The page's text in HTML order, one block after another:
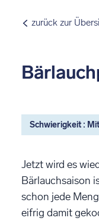
zurück zur
Schwierigkeit :
Jetzt wird es
Bärlauchsaison
schon jede
eifrig damit